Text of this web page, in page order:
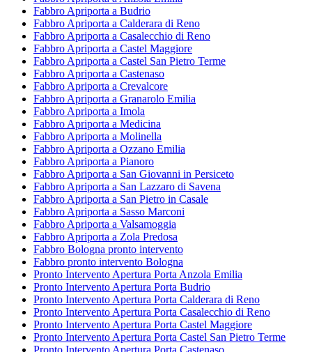
Fabbro Apriporta a Budrio
Fabbro Apriporta a Calderara di Reno
Fabbro Apriporta a Casalecchio di Reno
Fabbro Apriporta a Castel Maggiore
Fabbro Apriporta a Castel San Pietro Terme
Fabbro Apriporta a Castenaso
Fabbro Apriporta a Crevalcore
Fabbro Apriporta a Granarolo Emilia
Fabbro Apriporta a Imola
Fabbro Apriporta a Medicina
Fabbro Apriporta a Molinella
Fabbro Apriporta a Ozzano Emilia
Fabbro Apriporta a Pianoro
Fabbro Apriporta a San Giovanni in Persiceto
Fabbro Apriporta a San Lazzaro di Savena
Fabbro Apriporta a San Pietro in Casale
Fabbro Apriporta a Sasso Marconi
Fabbro Apriporta a Valsamoggia
Fabbro Apriporta a Zola Predosa
Fabbro Bologna pronto intervento
Fabbro pronto intervento Bologna
Pronto Intervento Apertura Porta Anzola Emilia
Pronto Intervento Apertura Porta Budrio
Pronto Intervento Apertura Porta Calderara di Reno
Pronto Intervento Apertura Porta Casalecchio di Reno
Pronto Intervento Apertura Porta Castel Maggiore
Pronto Intervento Apertura Porta Castel San Pietro Terme
Pronto Intervento Apertura Porta Castenaso